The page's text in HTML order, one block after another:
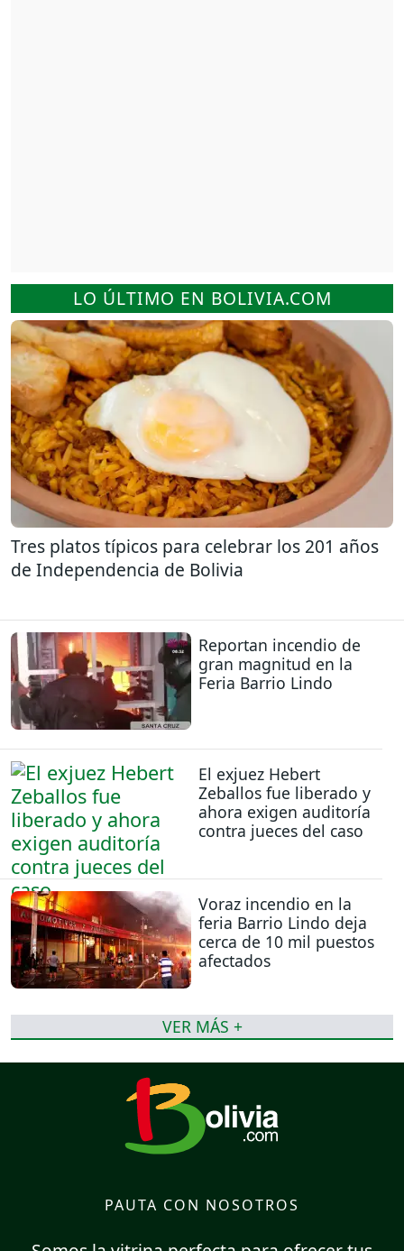
LO ÚLTIMO EN BOLIVIA.COM
Tres platos típicos para celebrar los 201 años
de Independencia de Bolivia
Reportan incendio de
gran magnitud en la
Feria Barrio Lindo
El exjuez Hebert
Zeballos fue liberado y
ahora exigen auditoría
contra jueces del caso
Voraz incendio en la
feria Barrio Lindo deja
cerca de 10 mil puestos
afectados
VER MÁS +
PAUTA CON NOSOTROS